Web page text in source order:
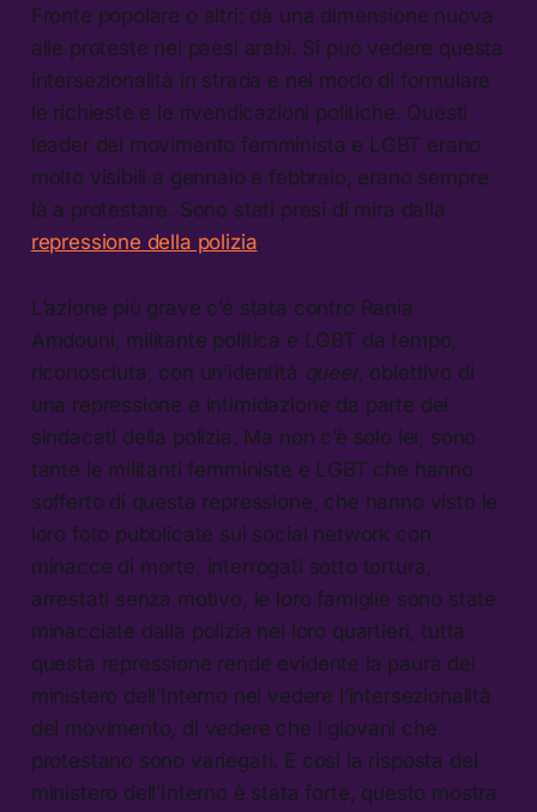
Fronte popolare o altri: dà una dimensione nuova
alle proteste nei paesi arabi. Si può vedere questa
intersezionalità in strada e nel modo di formulare
le richieste e le rivendicazioni politiche. Questi
leader del movimento femminista e LGBT erano
molto visibili a gennaio e febbraio, erano sempre
là a protestare. Sono stati presi di mira dalla
repressione della polizia.
L’azione più grave c’è stata contro Rania
Amdouni, militante politica e LGBT da tempo,
riconosciuta, con un’identità queer, obiettivo di
una repressione e intimidazione da parte dei
sindacati della polizia. Ma non c’è solo lei, sono
tante le militanti femministe e LGBT che hanno
sofferto di questa repressione, che hanno visto le
loro foto pubblicate sui social network con
minacce di morte, interrogati sotto tortura,
arrestati senza motivo, le loro famiglie sono state
minacciate dalla polizia nei loro quartieri, tutta
questa repressione rende evidente la paura del
ministero dell’Interno nel vedere l’intersezionalità
del movimento, di vedere che i giovani che
protestano sono variegati. E così la risposta del
ministero dell’Interno è stata forte, questo mostra